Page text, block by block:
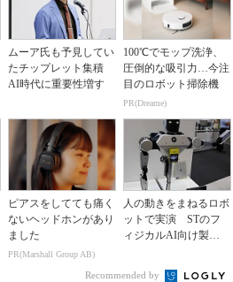
ムーア氏も予見してい
たチップレット集積
AI時代に重要性増す
100℃でモップ洗浄、
圧倒的な吸引力…今注
目のロボット掃除機
PR(Dreame)
ピアスをしてても痛く
ないヘッドホンがあり
ました
PR(Marshall Group AB)
人の動きをまねるロボ
ットで実演 STのフ
ィジカルAI向け製品
Recommended by